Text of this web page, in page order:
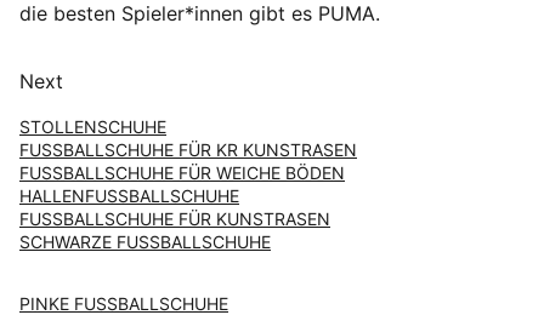
die besten Spieler*innen gibt es PUMA.
Next
STOLLENSCHUHE
FUSSBALLSCHUHE FÜR KR KUNSTRASEN
FUSSBALLSCHUHE FÜR WEICHE BÖDEN
HALLENFUSSBALLSCHUHE
FUSSBALLSCHUHE FÜR KUNSTRASEN
SCHWARZE FUSSBALLSCHUHE
PINKE FUSSBALLSCHUHE